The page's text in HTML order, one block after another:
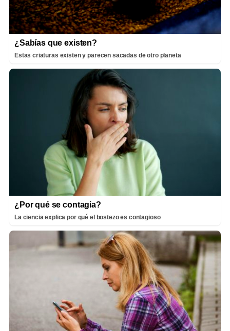
¿Sabías que existen?
Estas criaturas existen y parecen sacadas de otro planeta
¿Por qué se contagia?
La ciencia explica por qué el bostezo es contagioso